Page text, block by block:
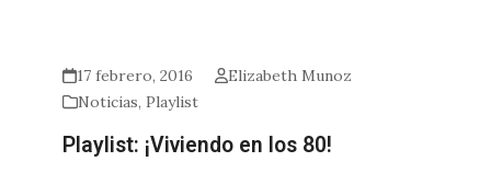
17 febrero, 2016
Elizabeth Munoz
Noticias,Playlist
Playlist: ¡Viviendo en los 80!